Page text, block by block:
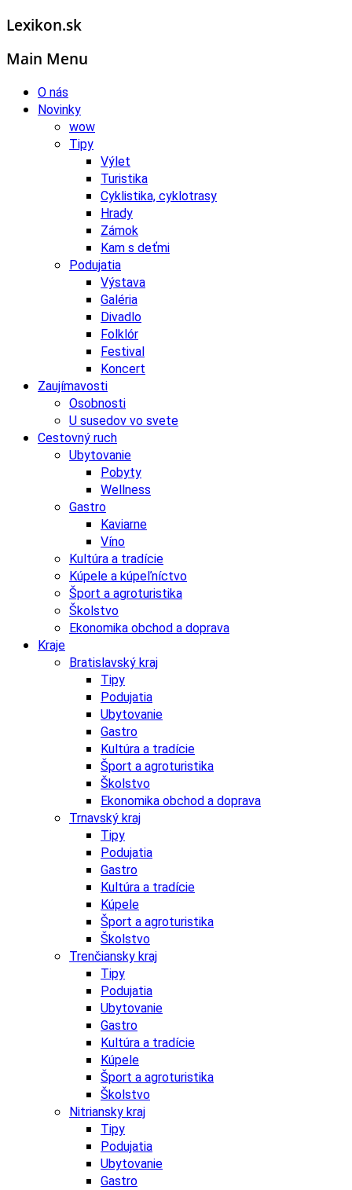
Lexikon.sk
Main Menu
O nás
Novinky
wow
Tipy
Výlet
Turistika
Cyklistika, cyklotrasy
Hrady
Zámok
Kam s deťmi
Podujatia
Výstava
Galéria
Divadlo
Folklór
Festival
Koncert
Zaujímavosti
Osobnosti
U susedov vo svete
Cestovný ruch
Ubytovanie
Pobyty
Wellness
Gastro
Kaviarne
Víno
Kultúra a tradície
Kúpele a kúpeľníctvo
Šport a agroturistika
Školstvo
Ekonomika obchod a doprava
Kraje
Bratislavský kraj
Tipy
Podujatia
Ubytovanie
Gastro
Kultúra a tradície
Šport a agroturistika
Školstvo
Ekonomika obchod a doprava
Trnavský kraj
Tipy
Podujatia
Gastro
Kultúra a tradície
Kúpele
Šport a agroturistika
Školstvo
Trenčiansky kraj
Tipy
Podujatia
Ubytovanie
Gastro
Kultúra a tradície
Kúpele
Šport a agroturistika
Školstvo
Nitriansky kraj
Tipy
Podujatia
Ubytovanie
Gastro